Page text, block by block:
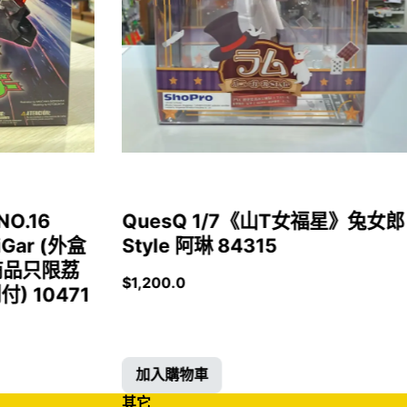
(外盒
只限荔
) 10471
QuesQ 1/7《山T女福星》兔女郎
Style 阿琳 84315
$1,200.0
加入購物車
其它